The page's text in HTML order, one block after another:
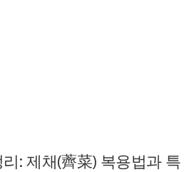
: 제채(薺菜) 복용법과 특